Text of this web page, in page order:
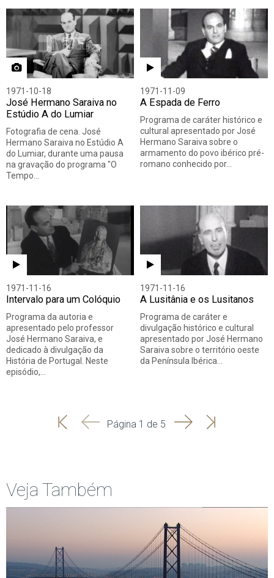
1971-10-18
José Hermano Saraiva no
Estúdio A do Lumiar
Fotografia de cena. José
Hermano Saraiva no Estúdio A
do Lumiar, durante uma pausa
na gravação do programa "O
Tempo…
1971-11-09
A Espada de Ferro
Programa de caráter histórico e
cultural apresentado por José
Hermano Saraiva sobre o
armamento do povo ibérico pré-
romano conhecido por…
1971-11-16
Intervalo para um Colóquio
Programa da autoria e
apresentado pelo professor
José Hermano Saraiva, e
dedicado à divulgação da
História de Portugal. Neste
episódio,…
1971-11-16
A Lusitânia e os Lusitanos
Programa de caráter e
divulgação histórico e cultural
apresentado por José Hermano
Saraiva sobre o território oeste
da Península Ibérica…
'
'
Página 1 de 5 SeguinteÚltima
Veja Também